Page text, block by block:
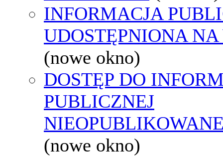
INFORMACJA
UDOSTĘPNIONA
(nowe okno)
DOSTĘP DO
PUBLICZNEJ
(nowe okno)